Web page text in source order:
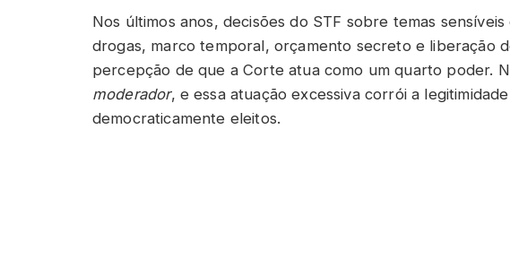
Nos últimos anos, decisões do STF sobre temas
drogas, marco temporal, orçamento secreto e liberação
percepção de que a Corte atua como um quarto poder.
moderador, e essa atuação excessiva corrói a
democraticamente eleitos.